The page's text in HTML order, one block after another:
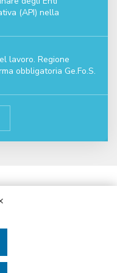
(API) nella
lavoro. Regione
obbligatoria Ge.Fo.S.